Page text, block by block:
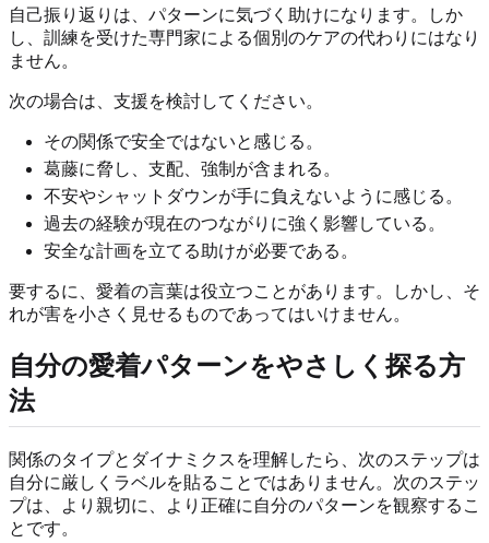
自己振り返りは、パターンに気づく助けになります。しか
し、訓練を受けた専門家による個別のケアの代わりにはなり
ません。
次の場合は、支援を検討してください。
その関係で安全ではないと感じる。
葛藤に脅し、支配、強制が含まれる。
不安やシャットダウンが手に負えないように感じる。
過去の経験が現在のつながりに強く影響している。
安全な計画を立てる助けが必要である。
要するに、愛着の言葉は役立つことがあります。しかし、そ
れが害を小さく見せるものであってはいけません。
自分の愛着パターンをやさしく探る方
法
関係のタイプとダイナミクスを理解したら、次のステップは
自分に厳しくラベルを貼ることではありません。次のステッ
プは、より親切に、より正確に自分のパターンを観察するこ
とです。